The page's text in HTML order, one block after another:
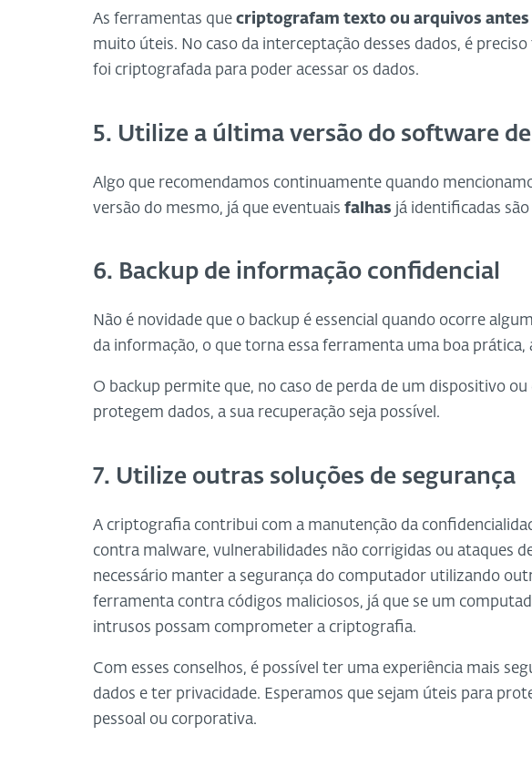
As ferramentas que criptografam texto ou arquivos antes
muito úteis. No caso da interceptação desses dados, é
foi criptografada para poder acessar os dados.
5. Utilize a última versão do software
Algo que recomendamos continuamente quando
versão do mesmo, já que eventuais falhas já identificadas
6. Backup de informação confidencial
Não é novidade que o backup é essencial quando ocorre
da informação, o que torna essa ferramenta uma boa prática,
O backup permite que, no caso de perda de um dispositivo
protegem dados, a sua recuperação seja possível.
7. Utilize outras soluções de segurança
A criptografia contribui com a manutenção da
contra malware, vulnerabilidades não corrigidas ou ataques
necessário manter a segurança do computador utilizando
ferramenta contra códigos maliciosos, já que se um
intrusos possam comprometer a criptografia.
Com esses conselhos, é possível ter uma experiência mais
dados e ter privacidade. Esperamos que sejam úteis para
pessoal ou corporativa.